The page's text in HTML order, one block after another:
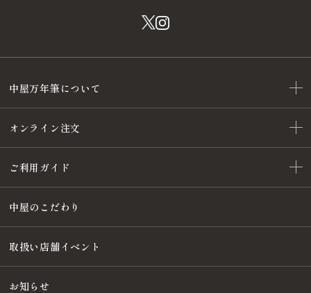
中屋万年筆について
オンライン注文
ご利用ガイド
中屋のこだわり
取扱い店舗イベント
お知らせ